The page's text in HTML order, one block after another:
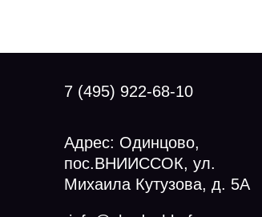
7 (495) 922-68-10
Адрес: Одинцово,
пос.ВНИИССОК, ул.
Михаила Кутузова, д. 5А